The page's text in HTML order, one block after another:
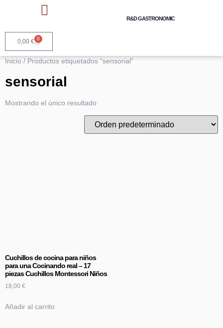
R&D GASTRONOMIC
0,00 € 0
Inicio / Productos etiquetados “sensorial”
sensorial
Mostrando el único resultado
Cuchillos de cocina para niños
para una Cocinando real – 17
piezas Cuchillos Montessori Niños
18,00 €
Añadir al carrito